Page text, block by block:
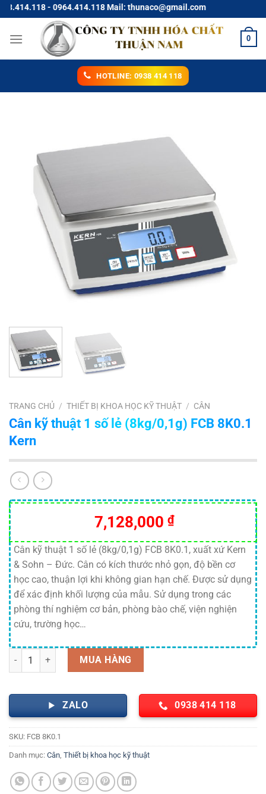
Chuyển
đến
nội
- 0964.414.118 Mail: thunaco@gmail.com
0
HOTLINE: 0938 414 118
TRANG CHỦ / THIẾT BỊ KHOA HỌC KỸ THUẬT / CÂN
Cân kỹ thuật 1 số lẻ (8kg/0,1g) FCB 8K0.1
Kern
7,128,000 ₫
Cân kỹ thuật 1 số lẻ (8kg/0,1g) FCB 8K0.1, xuất xứ Kern
& Sohn – Đức. Cân có kích thước nhỏ gọn, độ bền cơ
học cao, thuận lợi khi không gian hạn chế. Được sử dụng
để xác định khối lượng của mẫu. Sử dụng trong các
phòng thí nghiệm cơ bản, phòng bào chế, viện nghiện
cứu, trường học…
Cân kỹ thuật 1 số lẻ (8kg/0,1g) FCB 8K0.1 Kern số lượng
MUA HÀNG
ZALO 0938 414 118
SKU: FCB 8K0.1
Danh mục: Cân Thiết bị khoa học kỹ thuật